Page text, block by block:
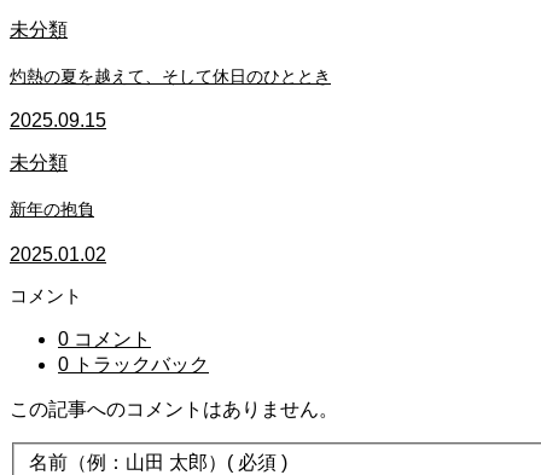
未分類
灼熱の夏を越えて、そして休日のひととき
2025.09.15
未分類
新年の抱負
2025.01.02
コメント
0 コメント
0 トラックバック
この記事へのコメントはありません。
名前（例：山田 太郎） ( 必須 )